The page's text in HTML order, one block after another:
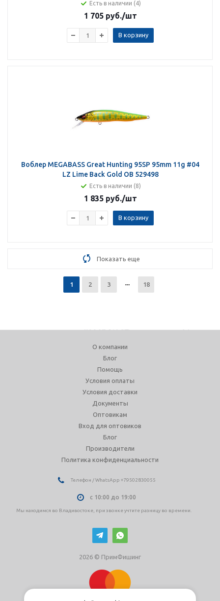
Есть в наличии (4)
1 705 руб./шт
В корзину
Воблер MEGABASS Great Hunting 95SP 95mm 11g #04
LZ Lime Back Gold OB 529498
Есть в наличии (8)
1 835 руб./шт
В корзину
Показать еще
1 2 3 18
О компании
Блог
Помощь
Условия оплаты
Условия доставки
Документы
Оптовикам
Вход для оптовиков
Блог
Производители
Политика конфиденциальности
Телефон / WhatsApp +79502830055
с 10:00 до 19:00
Мы находимся во Владивостоке, при звонке учтите разницу во времени.
2026 © ПримФишинг